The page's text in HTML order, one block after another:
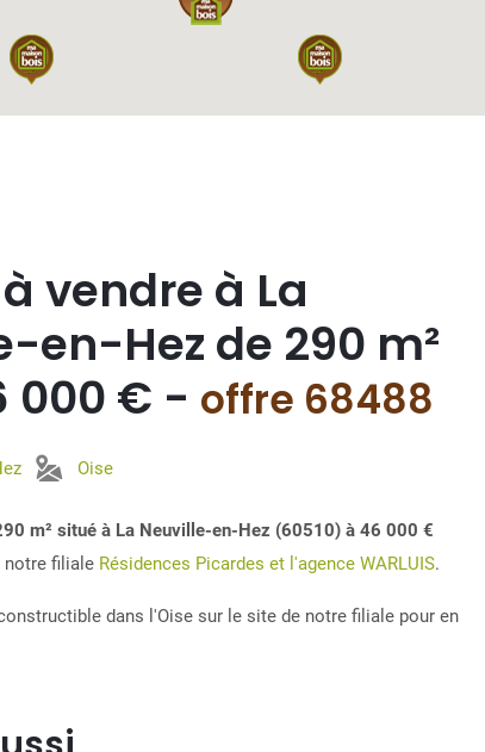
vendre à La
en-Hez de 290 m²
000 € - offre 68488
Oise
m² situé à La Neuville-en-Hez (60510) à 46 000 €
notre filiale Résidences Picardes et l'agence WARLUIS.
dans l'Oise sur le site de notre filiale pour en